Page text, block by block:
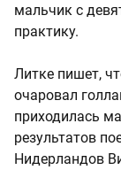
мальчик с
практику.
Литке пишет,
очаровал
приходилась
результатов
Нидерландов